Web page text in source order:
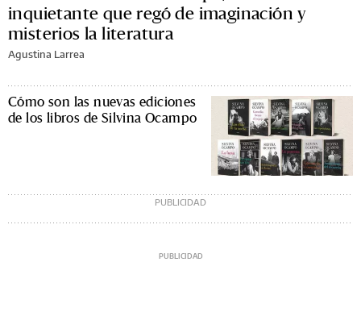
inquietante que regó de imaginación y
misterios la literatura
Agustina Larrea
Cómo son las nuevas ediciones
de los libros de Silvina Ocampo